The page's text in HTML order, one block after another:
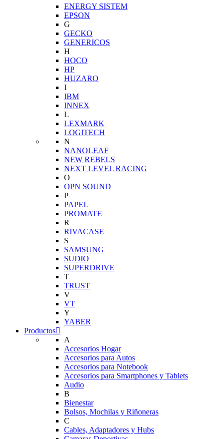
ENERGY SISTEM
EPSON
G
GECKO
GENERICOS
H
HOCO
HP
HUZARO
I
IBM
INNEX
L
LEXMARK
LOGITECH
N
NANOLEAF
NEW REBELS
NEXT LEVEL RACING
O
OPN SOUND
P
PAPEL
PROMATE
R
RIVACASE
S
SAMSUNG
SUDIO
SUPERDRIVE
T
TRUST
V
VT
Y
YABER
Productos
A
Accesorios Hogar
Accesorios para Autos
Accesorios para Notebook
Accesorios para Smartphones y Tablets
Audio
B
Bienestar
Bolsos, Mochilas y Riñoneras
C
Cables, Adaptadores y Hubs